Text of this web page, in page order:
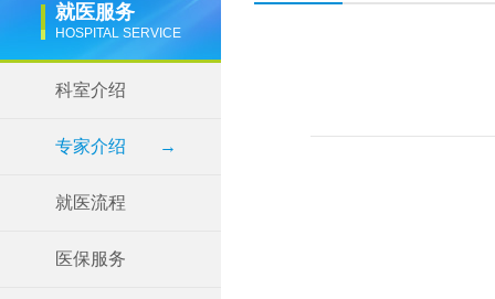
就医服务
HOSPITAL SERVICE
科室介绍
专家介绍 →
就医流程
医保服务